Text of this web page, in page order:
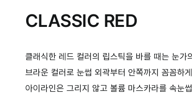
CLASSIC RED
클래식한 레드 컬러의 립스틱을 바를 때는 눈
브라운 컬러로 눈썹 외곽부터 안쪽까지 꼼꼼하
아이라인은 그리지 않고 볼륨 마스카라를 속눈